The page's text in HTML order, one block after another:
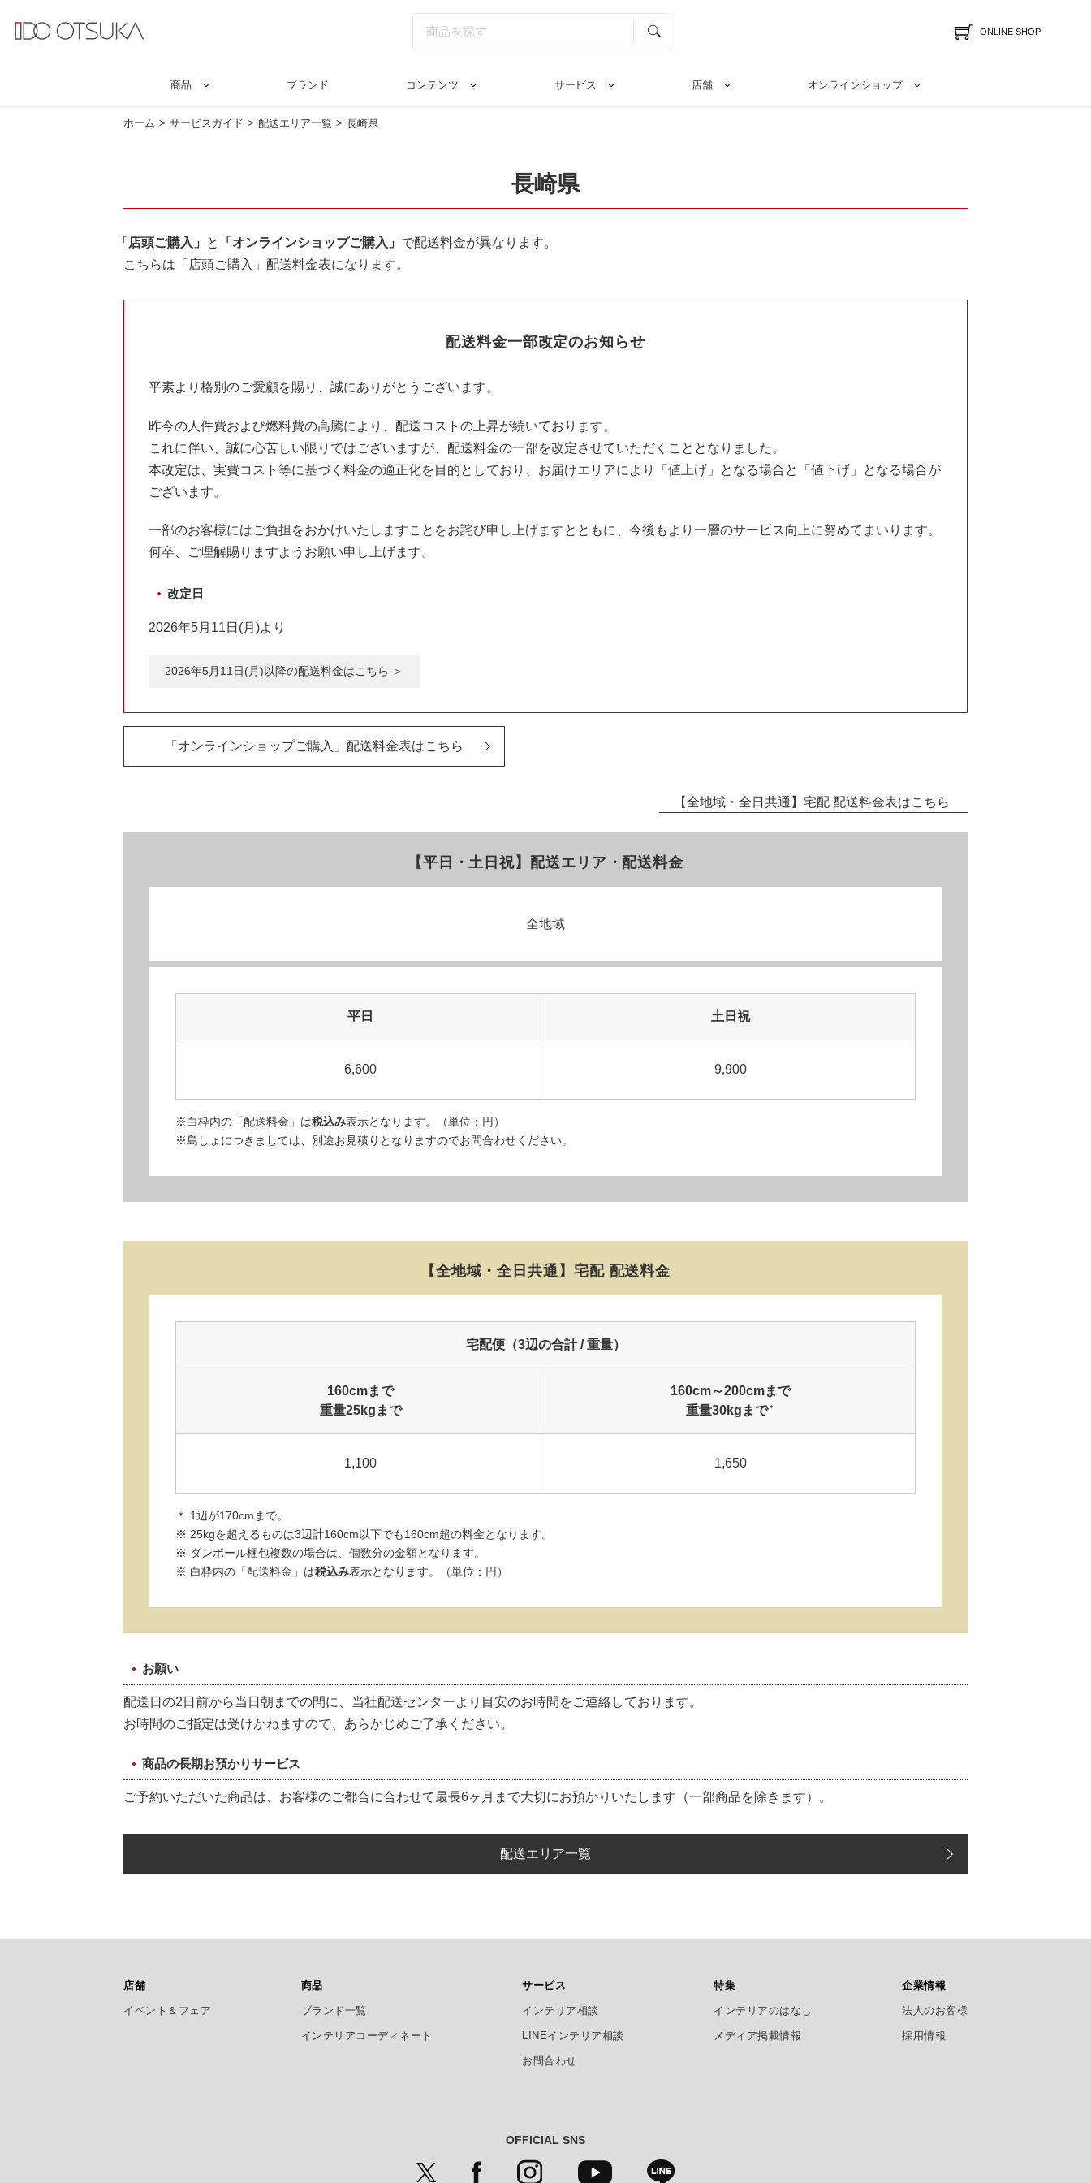
ONLINE SHOP
商品 ブランド コンテンツ サービス 店舗 オンラインショップ
ホーム サービスガイド 配送エリア一覧 長崎県
長崎県
「店頭ご購入」 と 「オンラインショップご購入」 で配送料金が異なります。
こちらは「店頭ご購入」配送料金表になります。
配送料金一部改定のお知らせ
平素より格別のご愛顧を賜り、誠にありがとうございます。
昨今の人件費および燃料費の高騰により、配送コストの上昇が続いております。
これに伴い、誠に心苦しい限りではございますが、配送料金の一部を改定させていただくこととなりました。
本改定は、実費コスト等に基づく料金の適正化を目的としており、お届けエリアにより「値上げ」となる場合と「値下げ」となる場合が
ございます。
一部のお客様にはご負担をおかけいたしますことをお詫び申し上げますとともに、今後もより一層のサービス向上に努めてまいります。
何卒、ご理解賜りますようお願い申し上げます。
改定日
2026年5月11日(月)より
2026年5月11日(月)以降の配送料金はこちら ＞
「オンラインショップご購入」 配送料金表はこちら
【全地域・全日共通】 宅配 配送料金表はこちら
【平日・土日祝】配送エリア・配送料金
全地域
平日 土日祝
6,600 9,900
※白枠内の「配送料金」は税込み表示となります。（単位：円）
※島しょにつきましては、別途お見積りとなりますのでお問合わせください。
【全地域・全日共通】 宅配 配送料金
宅配便（3辺の合計 / 重量）
160cmまで
重量25kgまで
160cm～200cmまで
重量30kgまで＊
1,100 1,650
＊ 1辺が170cmまで。
※ 25kgを超えるものは3辺計160cm以下でも160cm超の料金となります。
※ ダンボール梱包複数の場合は、個数分の金額となります。
※ 白枠内の「配送料金」は税込み表示となります。（単位：円）
お願い
配送日の2日前から当日朝までの間に、当社配送センターより目安のお時間をご連絡しております。
お時間のご指定は受けかねますので、あらかじめご了承ください。
商品の長期お預かりサービス
ご予約いただいた商品は、お客様のご都合に合わせて最長6ヶ月まで大切にお預かりいたします（一部商品を除きます）。
配送エリア一覧
店舗
イベント＆フェア
商品
ブランド一覧
インテリアコーディネート
サービス
インテリア相談
LINEインテリア相談
お問合わせ
特集
インテリアのはなし
メディア掲載情報
企業情報
法人のお客様
採用情報
OFFICIAL SNS